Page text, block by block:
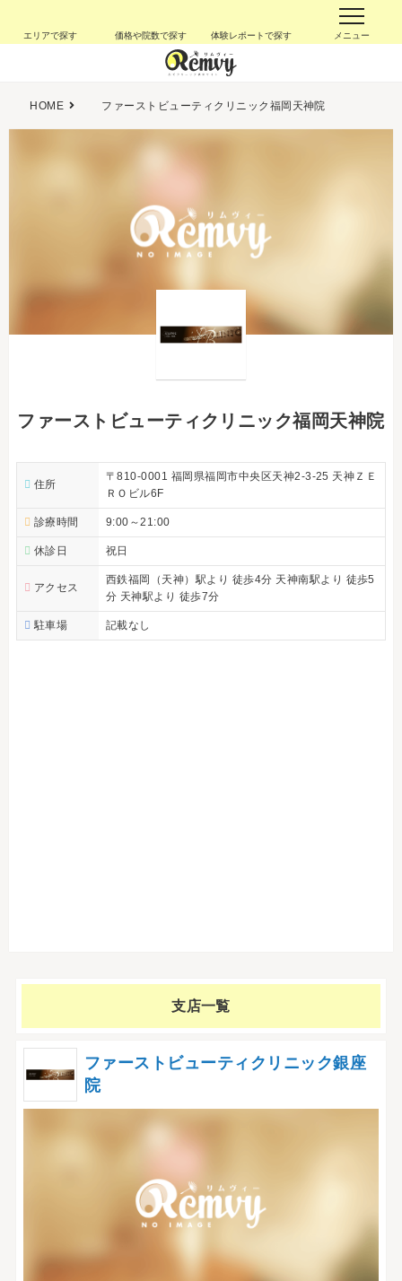
エリアで探す 価格や院数で探す 体験レポートで探す メニュー
HOME ファーストビューティクリニック福岡天神院
ファーストビューティクリニック福岡天神院
住所
〒810-0001 福岡県福岡市中央区天神2-3-25 天神ＺＥ
ＲＯビル6F
診療時間 9:00～21:00
休診日 祝日
アクセス
西鉄福岡（天神）駅より 徒歩4分 天神南駅より 徒歩5
分 天神駅より 徒歩7分
駐車場 記載なし
支店一覧
ファーストビューティクリニック銀座
院